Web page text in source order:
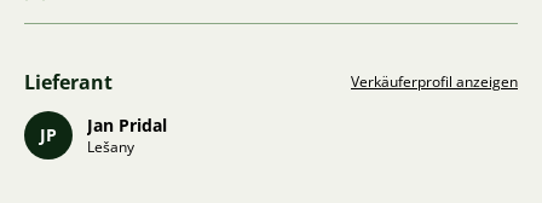
Lieferant Verkäuferprofil anzeigen
JP Jan Pridal
Lešany